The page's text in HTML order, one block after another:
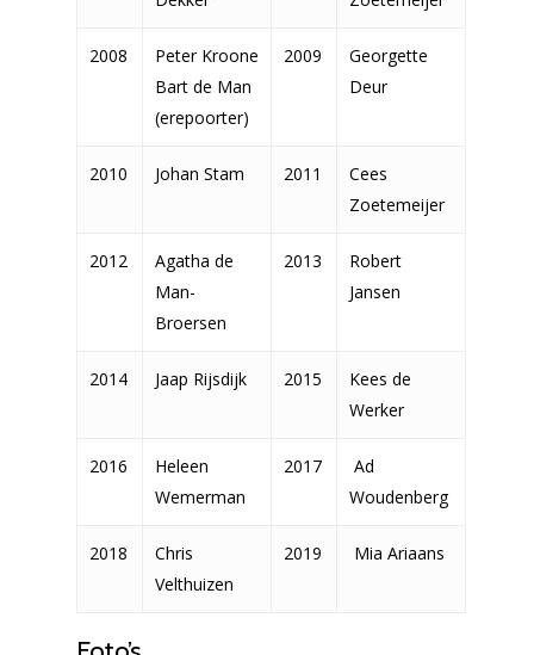
2008
Peter Kroone
Bart de Man
(erepoorter)
2009
Georgette
Deur
2010 Johan Stam 2011
Cees
Zoetemeijer
2012
Agatha de
Man-
Broersen
2013
Robert
Jansen
2014 Jaap Rijsdijk 2015
Kees de
Werker
2016
Heleen
Wemerman
2017
Ad
Woudenberg
2018
Chris
Velthuizen
2019 Mia Ariaans
Home